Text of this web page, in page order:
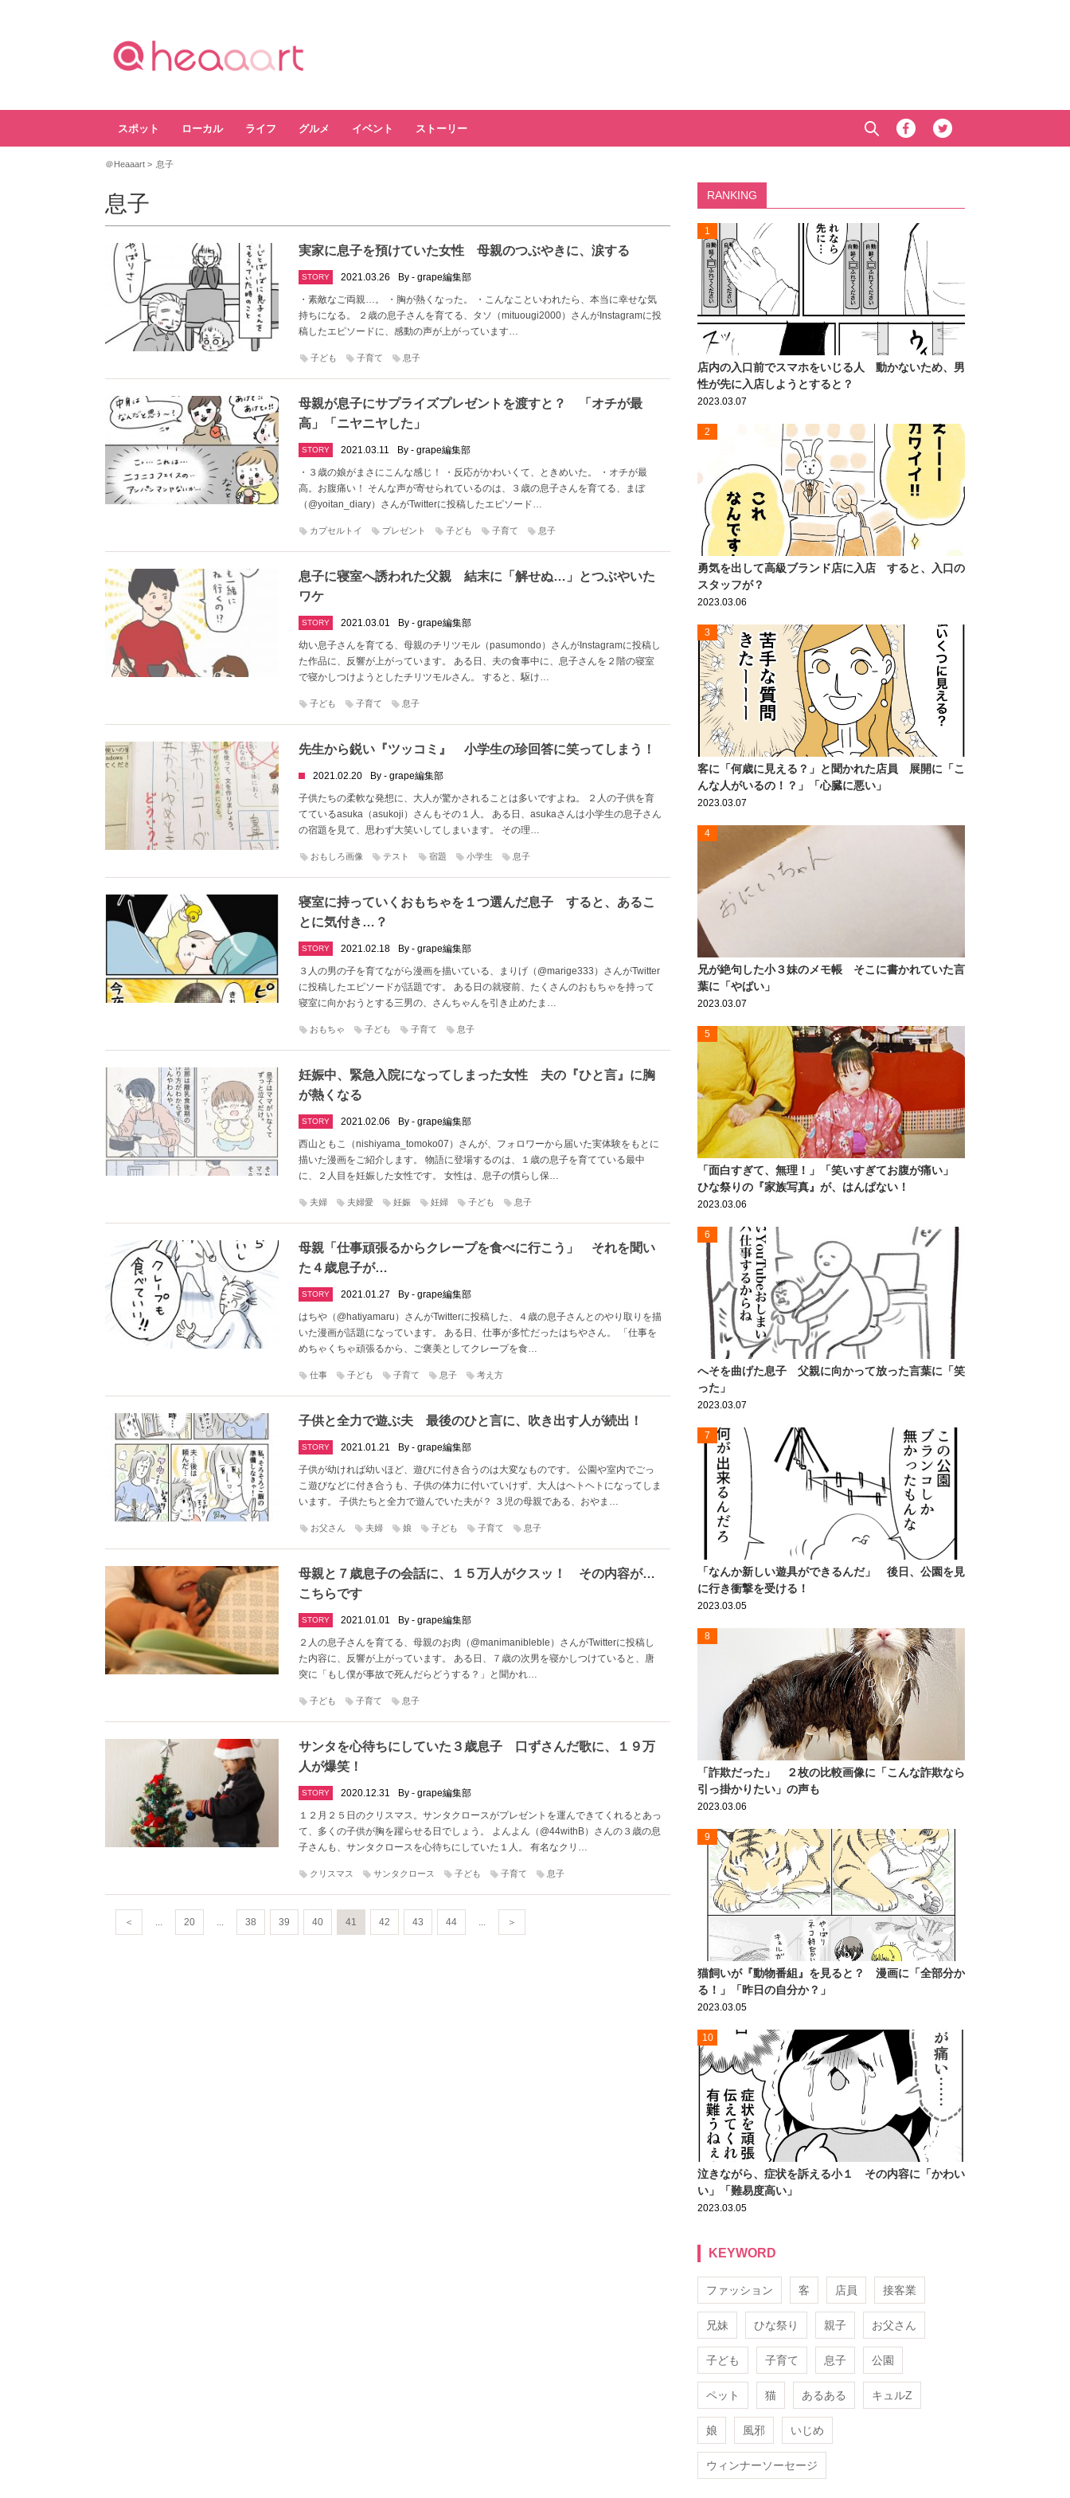
スポット ローカル ライフ グルメ イベント ストーリー
＠Heaaart 息子
息子
実家に息子を預けていた女性 母親のつぶやきに、涙する
STORY 2021.03.26
By - grape編集部
・素敵なご両親…。 ・胸が熱くなった。 ・こんなこといわれたら、本当に幸せな気
持ちになる。 ２歳の息子さんを育てる、タソ（mituougi2000）さんがInstagramに投
稿したエピソードに、感動の声が上がっています…
子ども 子育て 息子
母親が息子にサプライズプレゼントを渡すと？ 「オチが最
高」「ニヤニヤした」
STORY 2021.03.11
By - grape編集部
・３歳の娘がまさにこんな感じ！ ・反応がかわいくて、ときめいた。 ・オチが最
高。お腹痛い！ そんな声が寄せられているのは、３歳の息子さんを育てる、まぼ
（@yoitan_diary）さんがTwitterに投稿したエピソード…
カプセルトイ プレゼント 子ども 子育て 息子
息子に寝室へ誘われた父親 結末に「解せぬ…」とつぶやいた
ワケ
STORY 2021.03.01
By - grape編集部
幼い息子さんを育てる、母親のチリツモル（pasumondo）さんがInstagramに投稿し
た作品に、反響が上がっています。 ある日、夫の食事中に、息子さんを２階の寝室
で寝かしつけようとしたチリツモルさん。 すると、駆け…
子ども 子育て 息子
先生から鋭い『ツッコミ』 小学生の珍回答に笑ってしまう！
2021.02.20
By - grape編集部
子供たちの柔軟な発想に、大人が驚かされることは多いですよね。 ２人の子供を育
てているasuka（asukoji）さんもその１人。 ある日、asukaさんは小学生の息子さん
の宿題を見て、思わず大笑いしてしまいます。 その理…
おもしろ画像 テスト 宿題 小学生 息子
寝室に持っていくおもちゃを１つ選んだ息子 すると、あるこ
とに気付き…？
STORY 2021.02.18
By - grape編集部
３人の男の子を育てながら漫画を描いている、まりげ（@marige333）さんがTwitter
に投稿したエピソードが話題です。 ある日の就寝前、たくさんのおもちゃを持って
寝室に向かおうとする三男の、さんちゃんを引き止めたま…
おもちゃ 子ども 子育て 息子
妊娠中、緊急入院になってしまった女性 夫の『ひと言』に胸
が熱くなる
STORY 2021.02.06
By - grape編集部
西山ともこ（nishiyama_tomoko07）さんが、フォロワーから届いた実体験をもとに
描いた漫画をご紹介します。 物語に登場するのは、１歳の息子を育てている最中
に、２人目を妊娠した女性です。 女性は、息子の慣らし保…
夫婦 夫婦愛 妊娠 妊婦 子ども 息子
母親「仕事頑張るからクレープを食べに行こう」 それを聞い
た４歳息子が…
STORY 2021.01.27
By - grape編集部
はちや（@hatiyamaru）さんがTwitterに投稿した、４歳の息子さんとのやり取りを描
いた漫画が話題になっています。 ある日、仕事が多忙だったはちやさん。 「仕事を
めちゃくちゃ頑張るから、ご褒美としてクレープを食…
仕事 子ども 子育て 息子 考え方
子供と全力で遊ぶ夫 最後のひと言に、吹き出す人が続出！
STORY 2021.01.21
By - grape編集部
子供が幼ければ幼いほど、遊びに付き合うのは大変なものです。 公園や室内でごっ
こ遊びなどに付き合うも、子供の体力に付いていけず、大人はヘトヘトになってしま
います。 子供たちと全力で遊んでいた夫が？ ３児の母親である、おやま…
お父さん 夫婦 娘 子ども 子育て 息子
母親と７歳息子の会話に、１５万人がクスッ！ その内容が…
こちらです
STORY 2021.01.01
By - grape編集部
２人の息子さんを育てる、母親のお肉（@manimanibleble）さんがTwitterに投稿し
た内容に、反響が上がっています。 ある日、７歳の次男を寝かしつけていると、唐
突に「もし僕が事故で死んだらどうする？」と聞かれ…
子ども 子育て 息子
サンタを心待ちにしていた３歳息子 口ずさんだ歌に、１９万
人が爆笑！
STORY 2020.12.31
By - grape編集部
１２月２５日のクリスマス。サンタクロースがプレゼントを運んできてくれるとあっ
て、多くの子供が胸を躍らせる日でしょう。 よんよん（@44withB）さんの３歳の息
子さんも、サンタクロースを心待ちにしていた１人。 有名なクリ…
クリスマス サンタクロース 子ども 子育て 息子
＜ ... 20 ... 38 39 40 41 42 43 44 ... ＞
RANKING
1
店内の入口前でスマホをいじる人 動かないため、男
性が先に入店しようとすると？
2023.03.07
2
勇気を出して高級ブランド店に入店 すると、入口の
スタッフが？
2023.03.06
3
客に「何歳に見える？」と聞かれた店員 展開に「こ
んな人がいるの！？」「心臓に悪い」
2023.03.07
4
兄が絶句した小３妹のメモ帳 そこに書かれていた言
葉に「やばい」
2023.03.07
5
「面白すぎて、無理！」「笑いすぎてお腹が痛い」
ひな祭りの『家族写真』が、はんぱない！
2023.03.06
6
へそを曲げた息子 父親に向かって放った言葉に「笑
った」
2023.03.07
7
「なんか新しい遊具ができるんだ」 後日、公園を見
に行き衝撃を受ける！
2023.03.05
8
「詐欺だった」 ２枚の比較画像に「こんな詐欺なら
引っ掛かりたい」の声も
2023.03.06
9
猫飼いが『動物番組』を見ると？ 漫画に「全部分か
る！」「昨日の自分か？」
2023.03.05
10
泣きながら、症状を訴える小１ その内容に「かわい
い」「難易度高い」
2023.03.05
KEYWORD
ファッション 客 店員 接客業
兄妹 ひな祭り 親子 お父さん
子ども 子育て 息子 公園
ペット 猫 あるある キュルZ
娘 風邪 いじめ
ウィンナーソーセージ